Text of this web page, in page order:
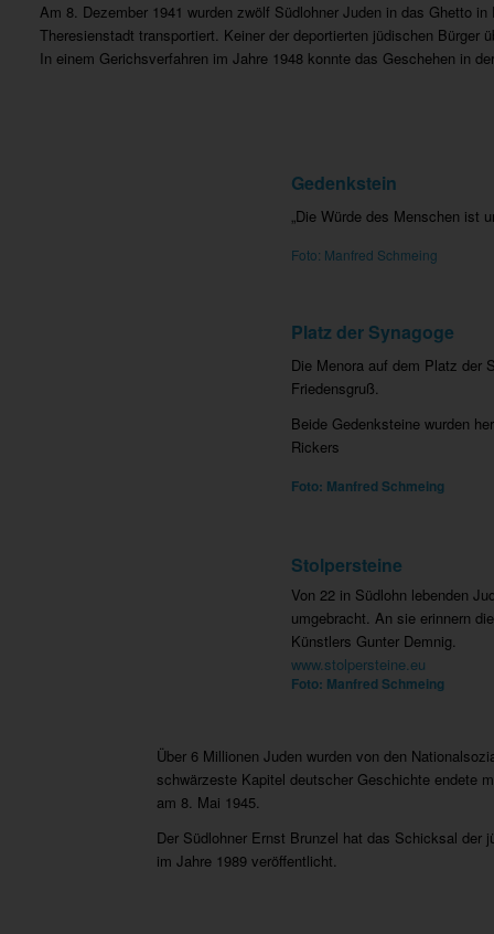
Am 8. Dezember 1941 wurden zwölf Südlohner Juden in das Ghetto
Theresienstadt transportiert. Keiner der deportierten jüdischen Bürger
In einem Gerichsverfahren im Jahre 1948 konnte das Geschehen in
Gedenkstein
„Die Würde des Menschen ist
Foto: Manfred Schmeing
Platz der Synagoge
Die Menora auf dem Platz der
Friedensgruß.
Beide Gedenksteine wurden
Rickers
Foto: Manfred Schmeing
Stolpersteine
Von 22 in Südlohn lebenden
umgebracht. An sie erinnern
Künstlers Gunter Demnig.
www.stolpersteine.eu
Foto: Manfred Schmeing
Über 6 Millionen Juden wurden von den
schwärzeste Kapitel deutscher Geschichte endete
am 8. Mai 1945.
Der Südlohner Ernst Brunzel hat das Schicksal der
im Jahre 1989 veröffentlicht.